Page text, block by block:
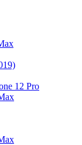
12 Pro